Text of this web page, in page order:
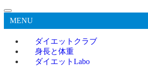
MENU
ダイエットクラブ
身長と体重
ダイエットLabo